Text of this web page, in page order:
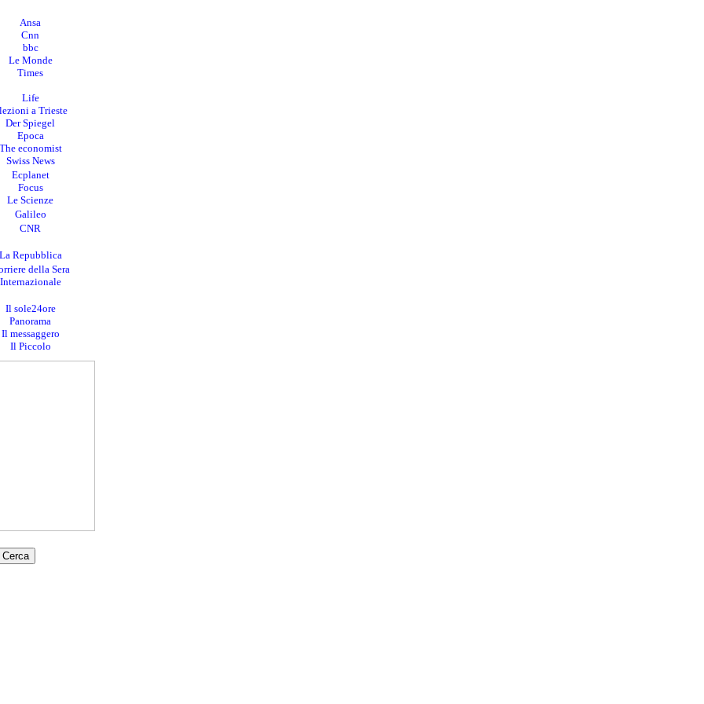
Ansa
Cnn
bbc
Le Monde
Times
Life
a Trieste
Der Spiegel
Epoca
economist
Swiss News
Ecplanet
Focus
Le Scienze
Galileo
CNR
Repubblica
della Sera
Internazionale
Il sole24ore
Panorama
Il messaggero
Il Piccolo